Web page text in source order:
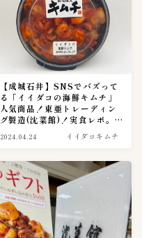
【成城石井】SNSでバズって
る「イイダコの海鮮キムチ」
人気商品！東亜トレーディン
グ製造(沈菜館)！実食レポ。
2024.04.24 イイダコキムチ